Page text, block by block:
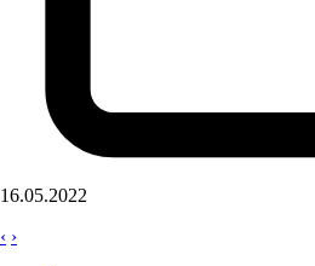
16.05.2022
‹ ›